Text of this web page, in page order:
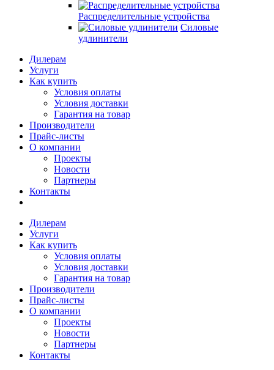
Распределительные устройства
Силовые
удлинители
Дилерам
Услуги
Как купить
Условия оплаты
Условия доставки
Гарантия на товар
Производители
Прайс-листы
О компании
Проекты
Новости
Партнеры
Контакты
Дилерам
Услуги
Как купить
Условия оплаты
Условия доставки
Гарантия на товар
Производители
Прайс-листы
О компании
Проекты
Новости
Партнеры
Контакты